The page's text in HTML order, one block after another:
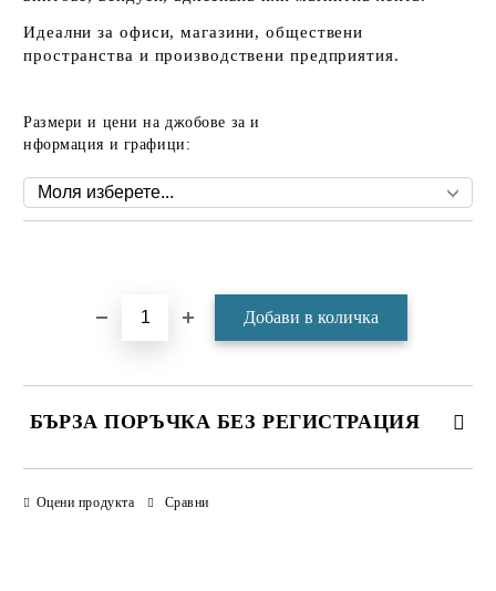
Идеални за офиси, магазини, обществени
пространства и производствени предприятия.
Размери и цени на джобове за и
нформация и графици:
БЪРЗА ПОРЪЧКА БЕЗ РЕГИСТРАЦИЯ
Оцени продукта Сравни